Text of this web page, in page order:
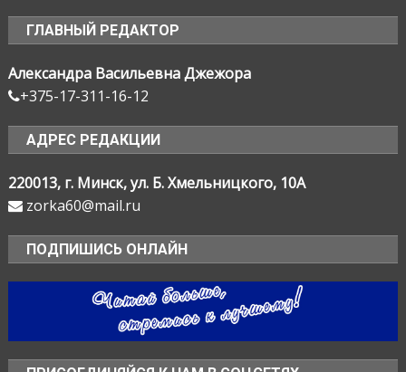
ГЛАВНЫЙ РЕДАКТОР
Александра Васильевна Джежора
+375-17-311-16-12
АДРЕС РЕДАКЦИИ
220013, г. Минск, ул. Б. Хмельницкого, 10А
zorka60@mail.ru
ПОДПИШИСЬ ОНЛАЙН